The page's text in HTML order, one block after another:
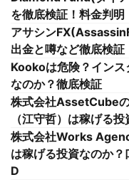
を徹底検証！料金判明
アサシン
出金と噂など徹底検証
Kookoは危険？イン
なのか？徹底検証
株式会社AssetCube
（江守哲）は稼げる
株式会社Works
は稼げる投資なのか
D